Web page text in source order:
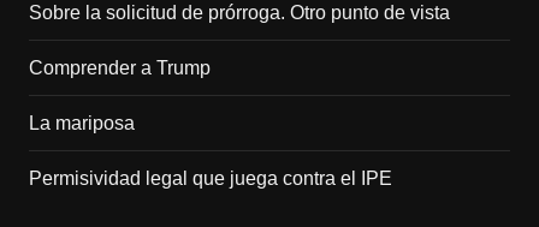
Sobre la solicitud de prórroga. Otro punto de vista
Comprender a Trump
La mariposa
Permisividad legal que juega contra el IPE